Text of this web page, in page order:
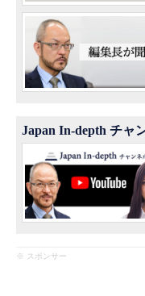
Japan In-depth チャ
※ スポンサー